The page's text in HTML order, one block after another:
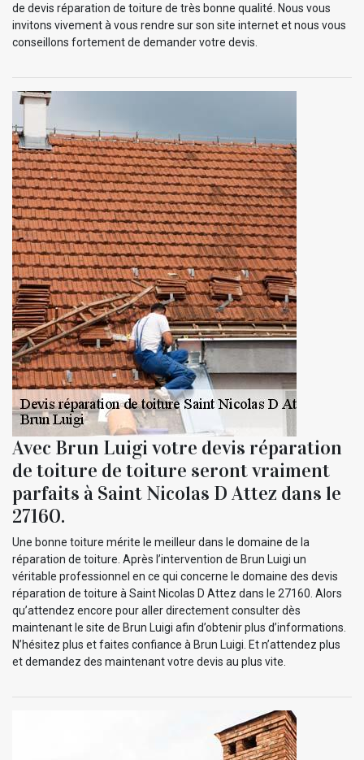
de devis réparation de toiture de très bonne qualité. Nous vous
invitons vivement à vous rendre sur son site internet et nous vous
conseillons fortement de demander votre devis.
Avec Brun Luigi votre devis réparation
de toiture de toiture seront vraiment
parfaits à Saint Nicolas D Attez dans le
27160.
Une bonne toiture mérite le meilleur dans le domaine de la
réparation de toiture. Après l’intervention de Brun Luigi un
véritable professionnel en ce qui concerne le domaine des devis
réparation de toiture à Saint Nicolas D Attez dans le 27160. Alors
qu’attendez encore pour aller directement consulter dès
maintenant le site de Brun Luigi afin d’obtenir plus d’informations.
N’hésitez plus et faites confiance à Brun Luigi. Et n’attendez plus
et demandez des maintenant votre devis au plus vite.